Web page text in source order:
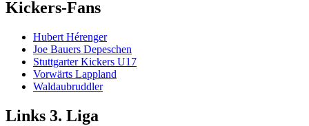
Kickers-Fans
Hubert Hérenger
Joe Bauers Depeschen
Stuttgarter Kickers U17
Vorwärts Lappland
Waldaubruddler
Links 3. Liga